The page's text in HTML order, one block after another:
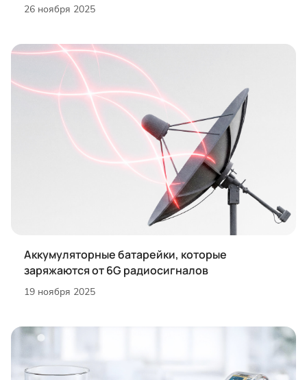
26 ноября 2025
Аккумуляторные батарейки, которые
заряжаются от 6G радиосигналов
19 ноября 2025